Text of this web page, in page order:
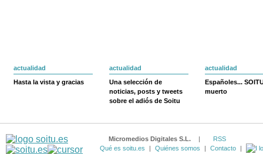
actualidad
Hasta la vista y gracias
actualidad
Una selección de
noticias, posts y tweets
sobre el adiós de Soitu
actualidad
Españoles...
muerto
Micromedios Digitales S.L. |
RSS
Qué es soitu.es
| Quiénes somos | Contacto |